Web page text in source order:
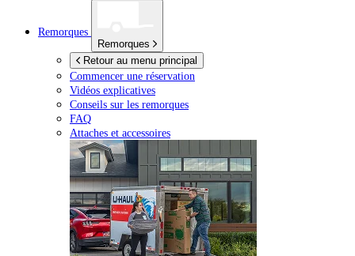
Remorques
Remorques
Retour au menu principal
Commencer une réservation
Vidéos explicatives
Conseils sur les remorques
FAQ
Attaches et accessoires